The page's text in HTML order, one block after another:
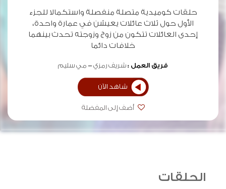
حلقات كوميدية متصلة منفصلة واستكمالا للجزء
الأول حول ثلاث عائلات يعيشن في عمارة واحدة،
إحدى العائلات تتكون من زوج وزوجته تحدث بينهما
خلافات دائما
فريق العمل :شريف رمزي مي سليم
شاهد الآن
أضف إلى المفضلة
الحلقات